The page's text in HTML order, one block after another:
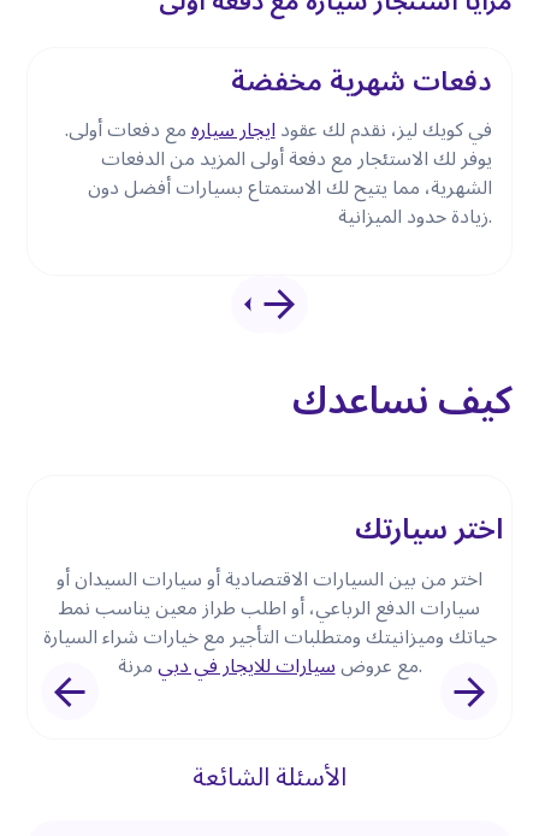
دفعات شهرية مخفضة
في كويك ليز، نقدم لك عقودايجار سيارهمع دفعات أولى.
يوفر لك الاستئجار مع دفعة أولى المزيد من الدفعات
الشهرية، مما يتيح لك الاستمتاع بسيارات أفضل دون
زيادة حدود الميزانية.
كيف نساعدك
اختر سيارتك
اختر من بين السيارات الاقتصادية أو سيارات السيدان أو
سيارات الدفع الرباعي، أو اطلب طراز معين يناسب نمط
حياتك وميزانيتك ومتطلبات التأجير مع خيارات شراء السيارة
مع عروضسيارات للايجار في دبي مرنة.
الأسئلة الشائعة